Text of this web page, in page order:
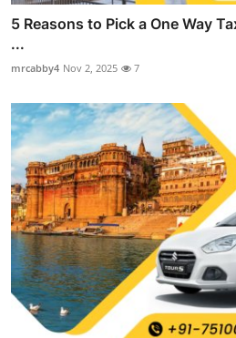
5 Reasons to Pick a One Way
...
mrcabby4 Nov 2, 2025 7